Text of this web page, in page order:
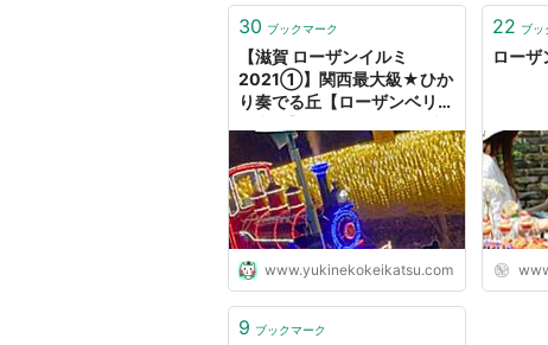
30 ブックマーク
【滋賀 ローザンイルミ
2021①】関西最大級★ひか
り奏でる丘【ローザンベリー
www.yukinekokeikatsu.com
22 ブッ
ローザ
9 ブックマーク